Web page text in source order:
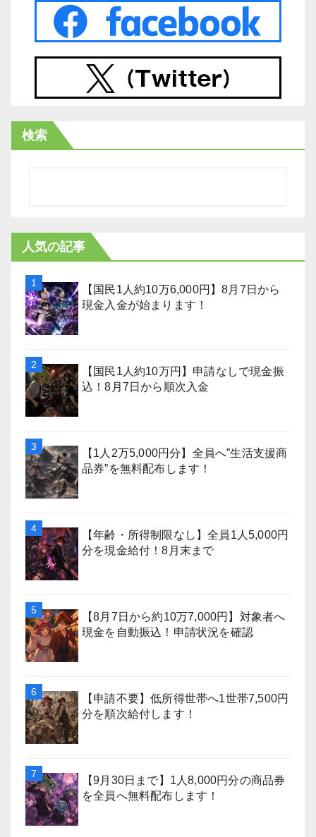
検索
人気の記事
【国民1人約10万6,000円】8月7日から
現金入金が始まります！
【国民1人約10万円】申請なしで現金振
込！8月7日から順次入金
【1人2万5,000円分】全員へ”生活支援商
品券”を無料配布します！
【年齢・所得制限なし】全員1人5,000円
分を現金給付！8月末まで
【8月7日から約10万7,000円】対象者へ
現金を自動振込！申請状況を確認
【申請不要】低所得世帯へ1世帯7,500円
分を順次給付します！
【9月30日まで】1人8,000円分の商品券
を全員へ無料配布します！